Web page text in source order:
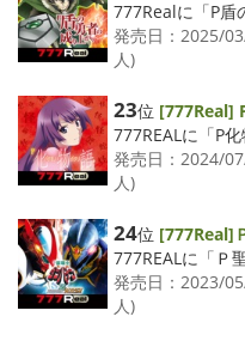
777Realに「P盾
発売日：2025/
人)
23位 [777Real]
777REALに「P
発売日：2024/
人)
24位 [777Real]
777REALに「Ｐ
発売日：2023/
人)